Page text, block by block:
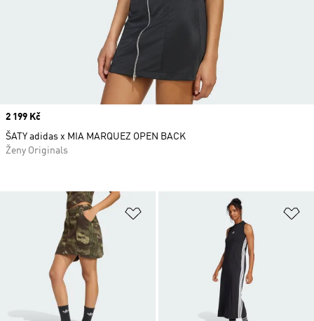
Přidat do seznamu přání
Price
2 199 Kč
ŠATY adidas x MIA MARQUEZ OPEN BACK
Ženy Originals